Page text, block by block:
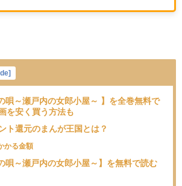
唄～瀬戸内の女郎小屋～ 】を全巻無料で
を安く買う方法も
ト還元のまんが王国とは？
かる金額
唄～瀬戸内の女郎小屋～】を無料で読む